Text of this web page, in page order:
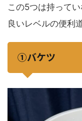
この5つは持って
良いレベルの便利
①バケツ